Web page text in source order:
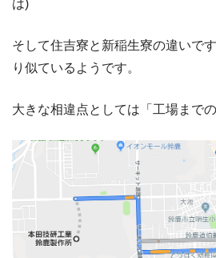
は)
そして住吉寮と新稲生寮の違いで
り似ているようです。
大きな相違点としては「工場まで